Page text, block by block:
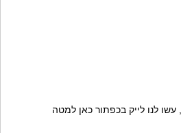
עשו לנו לייק בכפתור כאן למטה